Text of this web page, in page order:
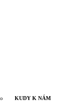
KUDY K NÁM